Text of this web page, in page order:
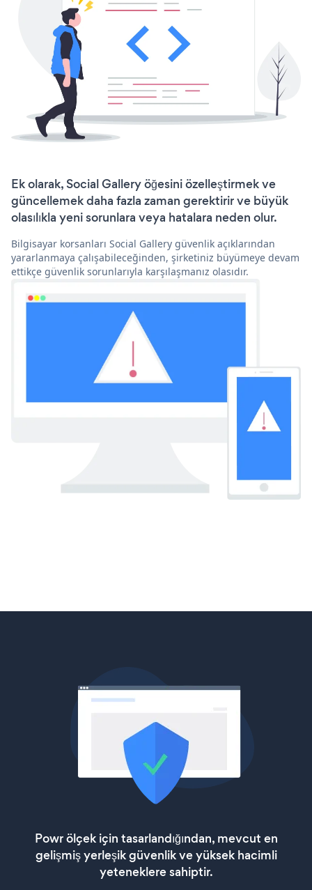
Ek olarak, Social Gallery öğesini özelleştirmek ve
güncellemek daha fazla zaman gerektirir ve büyük
olasılıkla yeni sorunlara veya hatalara neden olur.
Bilgisayar korsanları Social Gallery güvenlik açıklarından
yararlanmaya çalışabileceğinden, şirketiniz büyümeye devam
ettikçe güvenlik sorunlarıyla karşılaşmanız olasıdır.
Powr ölçek için tasarlandığından, mevcut en
gelişmiş yerleşik güvenlik ve yüksek hacimli
yeteneklere sahiptir.